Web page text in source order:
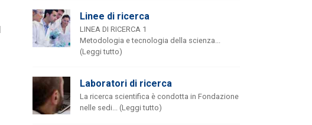
Linee di ricerca
LINEA DI RICERCA 1
Metodologia e tecnologia della scienza...
(Leggi tutto)
Laboratori di ricerca
La ricerca scientifica è condotta in Fondazione
nelle sedi... (Leggi tutto)